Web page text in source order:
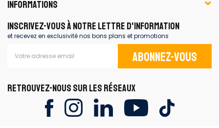
INFORMATIONS
INSCRIVEZ-VOUS À NOTRE LETTRE D'INFORMATION
et recevez en exclusivité nos bons plans et promotions
Abonnez-vous
RETROUVEZ-NOUS SUR LES RÉSEAUX